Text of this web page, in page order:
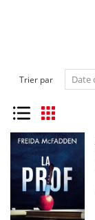
Trier par
Liste Grille